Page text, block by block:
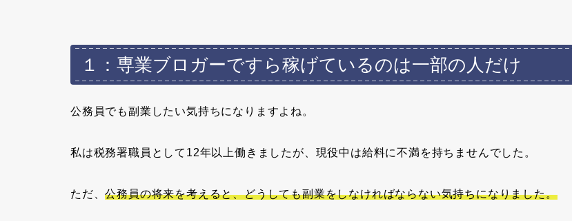
１：専業ブロガーですら稼げているのは一部の人だけ
公務員でも副業したい気持ちになりますよね。
私は税務署職員として12年以上働きましたが、現役中は給料に不満を持ちませんでした。
ただ、公務員の将来を考えると、どうしても副業をしなければならない気持ちになりました。